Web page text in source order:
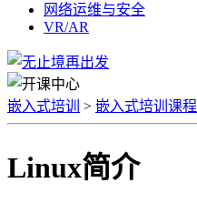
网络运维与安全
VR/AR
嵌入式培训 > 嵌入式培训课程
Linux简介